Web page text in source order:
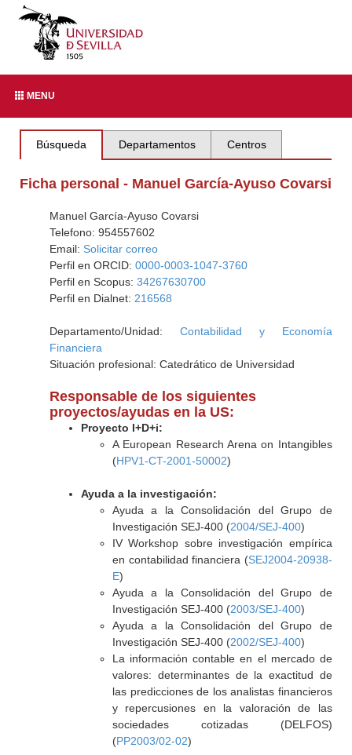
MENU
Búsqueda Departamentos Centros
Ficha personal - Manuel García-Ayuso Covarsi
Manuel García-Ayuso Covarsi
Telefono: 954557602
Email: Solicitar correo
Perfil en ORCID: 0000-0003-1047-3760
Perfil en Scopus: 34267630700
Perfil en Dialnet: 216568
Departamento/Unidad: Contabilidad y Economía
Financiera
Situación profesional: Catedrático de Universidad
Responsable de los siguientes
proyectos/ayudas en la US:
Proyecto I+D+i:
A European Research Arena on Intangibles
(HPV1-CT-2001-50002)
Ayuda a la investigación:
Ayuda a la Consolidación del Grupo de
Investigación SEJ-400 (2004/SEJ-400)
IV Workshop sobre investigación empírica
en contabilidad financiera (SEJ2004-20938-
E)
Ayuda a la Consolidación del Grupo de
Investigación SEJ-400 (2003/SEJ-400)
Ayuda a la Consolidación del Grupo de
Investigación SEJ-400 (2002/SEJ-400)
La información contable en el mercado de
valores: determinantes de la exactitud de
las predicciones de los analistas financieros
y repercusiones en la valoración de las
sociedades cotizadas (DELFOS)
(PP2003/02-02)